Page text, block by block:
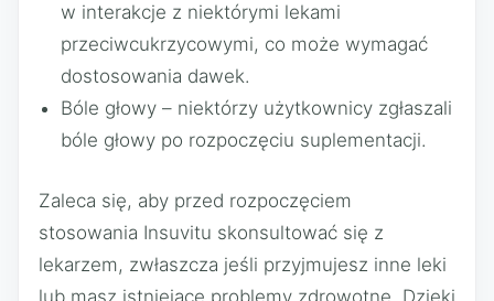
w interakcje z niektórymi lekami
przeciwcukrzycowymi, co może wymagać
dostosowania dawek.
Bóle głowy – niektórzy użytkownicy zgłaszali
bóle głowy po rozpoczęciu suplementacji.
Zaleca się, aby przed rozpoczęciem
stosowania Insuvitu skonsultować się z
lekarzem, zwłaszcza jeśli przyjmujesz inne leki
lub masz istniejące problemy zdrowotne. Dzięki